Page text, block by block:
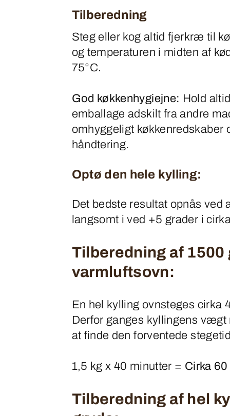
Tilberedning
Steg eller kog altid fjerkræ til
og temperaturen i midten af
75°C.
God køkkenhygiejne: Hold
emballage adskilt fra andre
omhyggeligt køkkenredskaber
håndtering.
Optø den hele kylling:
Det bedste resultat opnås ved
langsomt i ved +5 grader i
Tilberedning af 1500
varmluftsovn:
En hel kylling ovnsteges cirka
Derfor ganges kyllingens vægt
at finde den forventede
1,5 kg x 40 minutter = Cirka
Tilberedning af hel